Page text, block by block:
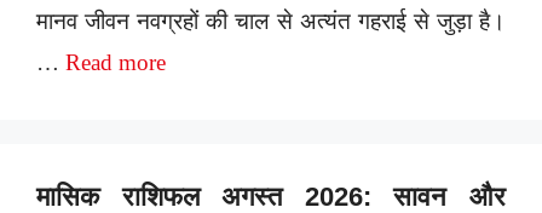
मानव जीवन नवग्रहों की चाल से अत्यंत गहराई से जुड़ा है।
… Read more
मासिक राशिफल अगस्त 2026: सावन और